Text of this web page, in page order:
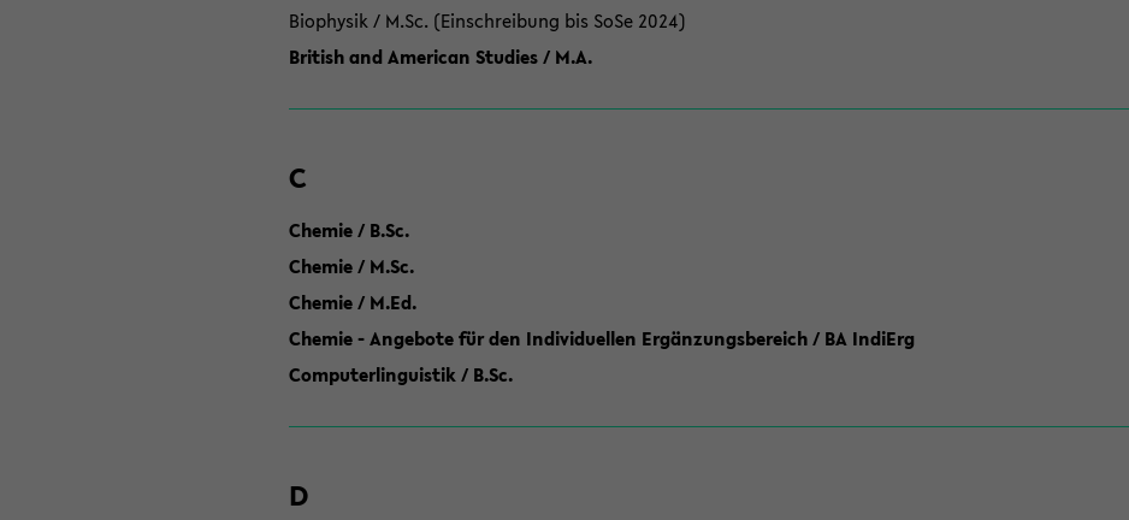
Biophysik / M.Sc. (Einschreibung bis SoSe 2024)
British and American Studies / M.A.
C
Chemie / B.Sc.
Chemie / M.Sc.
Chemie / M.Ed.
Chemie - Angebote für den Individuellen Ergänzungsbereich / BA IndiErg
Computerlinguistik / B.Sc.
D